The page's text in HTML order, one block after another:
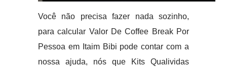
Você não precisa fazer nada sozinho,
para calcular Valor De Coffee Break Por
Pessoa em Itaim Bibi pode contar com a
nossa ajuda, nós que Kits Qualividas